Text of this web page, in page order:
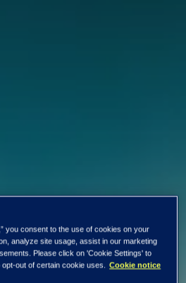
you consent to the use of cookies on your
analyze site usage, assist in our marketing
Please click on 'Cookie Settings' to
out of certain cookie uses. Cookie notice